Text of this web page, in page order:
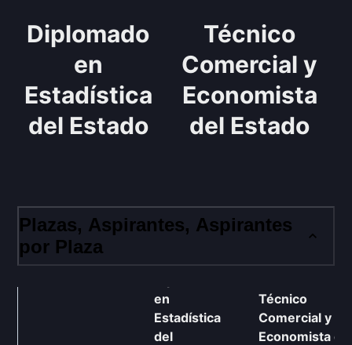
Diplomado
en
Estadística
del Estado
Técnico
Comercial y
Economista
del Estado
Plazas, Aspirantes, Aspirantes
por Plaza
en
Estadística
del
Técnico
Comercial y
Economista